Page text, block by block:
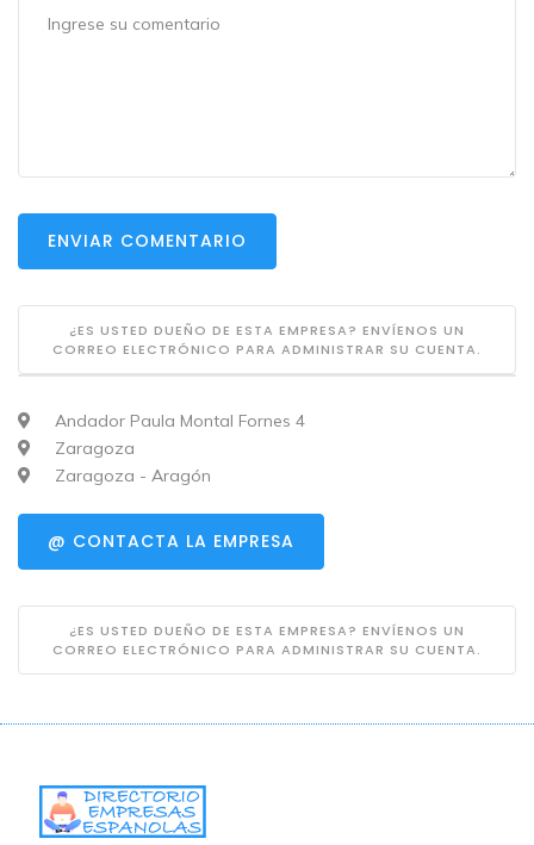
ENVIAR COMENTARIO
¿ES USTED DUEÑO DE ESTA EMPRESA? ENVÍENOS UN
CORREO ELECTRÓNICO PARA ADMINISTRAR SU CUENTA.
Andador Paula Montal Fornes 4
Zaragoza
Zaragoza - Aragón
@ CONTACTA LA EMPRESA
¿ES USTED DUEÑO DE ESTA EMPRESA? ENVÍENOS UN
CORREO ELECTRÓNICO PARA ADMINISTRAR SU CUENTA.